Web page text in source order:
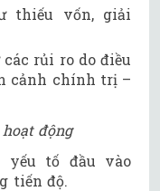
thiếu vốn, giải
rủi ro do điều
cảnh chính trị –
động
yếu tố đầu vào
tiến độ.